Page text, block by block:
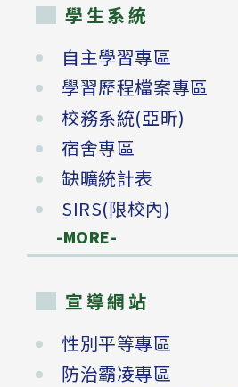
學生系統
自主學習專區
學習歷程檔案專區
校務系統(亞昕)
宿舍專區
缺曠統計表
SIRS(限校內)
-MORE-
宣導網站
性別平等專區
防治霸凌專區